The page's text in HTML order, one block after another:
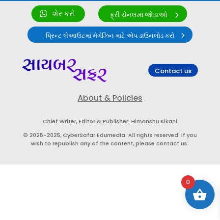
શેર કરો ફ્રી ચેનલમાં જોડાઓ
પ્રિન્ટ લેઆઉટમાં મેગેઝિન માટે એપ ડાઉનલોડ કરો
Contact us
About & Policies
Chief Writer, Editor & Publisher: Himanshu Kikani
© 2025-2025, CyberSafar Edumedia. All rights reserved. If you
wish to republish any of the content, please contact us.
0